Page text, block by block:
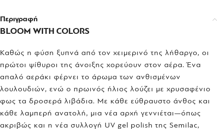
Περιγραφή
BLOOM WITHCOLORS
Καθώς η φύση ξυπνά από τον χειμερινό της λήθαργο, οι
πρώτοι ψίθυροι της άνοιξης χορεύουν στον αέρα. Ένα
απαλό αεράκι φέρνει το άρωμα των ανθισμένων
λουλουδιών, ενώ ο πρωινός ήλιος λούζει με χρυσαφένιο
φως τα δροσερά λιβάδια. Με κάθε εύθραυστο άνθος και
κάθε λαμπερή ανατολή, μια νέα αρχή γεννιέται—όπως
ακριβώς και η νέα συλλογή UV gel polish της Semilac,